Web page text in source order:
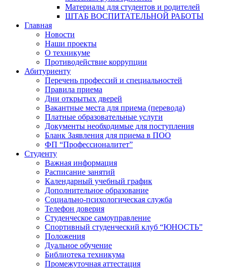
Материалы для студентов и родителей
ШТАБ ВОСПИТАТЕЛЬНОЙ РАБОТЫ
Главная
Новости
Наши проекты
О техникуме
Противодействие коррупции
Абитуриенту
Перечень профессий и специальностей
Правила приема
Дни открытых дверей
Вакантные места для приема (перевода)
Платные образовательные услуги
Документы необходимые для поступления
Бланк Заявления для приема в ПОО
ФП “Профессионалитет”
Студенту
Важная информация
Расписание занятий
Календарный учебный график
Дополнительное образование
Социально-психологическая служба
Телефон доверия
Студенческое самоуправление
Спортивный студенческий клуб “ЮНОСТЬ”
Положения
Дуальное обучение
Библиотека техникума
Промежуточная аттестация